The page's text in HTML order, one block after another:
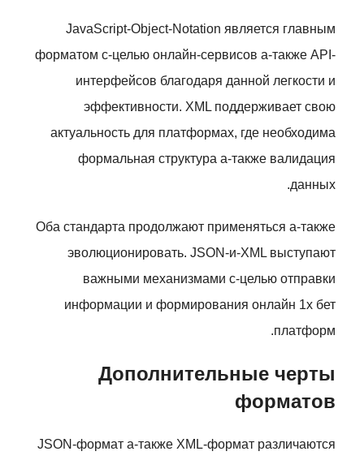
JavaScript-Object-Notation является главным
форматом с-целью онлайн-сервисов а-также API-
интерфейсов благодаря данной легкости и
эффективности. XML поддерживает свою
актуальность для платформах, где необходима
формальная структура а-также валидация
данных.
Оба стандарта продолжают применяться а-также
эволюционировать. JSON-и-XML выступают
важными механизмами с-целью отправки
информации и формирования онлайн 1х бет
платформ.
Дополнительные черты
форматов
JSON-формат а-также XML-формат различаются